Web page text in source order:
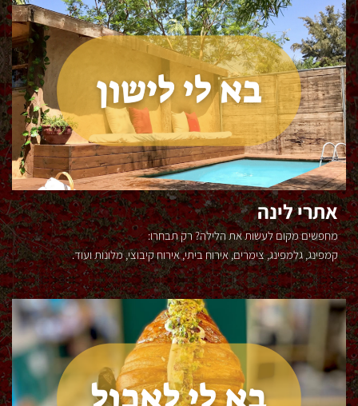
אתרי לינה
מחפשים מקום לעשות את הלילה? רק תבחרו:
קמפינג, גלמפינג, צימרים, אירוח ביתי, אירוח קיבוצי, מלונות ועוד.
מבשלות
וייקבים
מסעדות
סדנאות
ב
י
ט
ל
ב
י
ר